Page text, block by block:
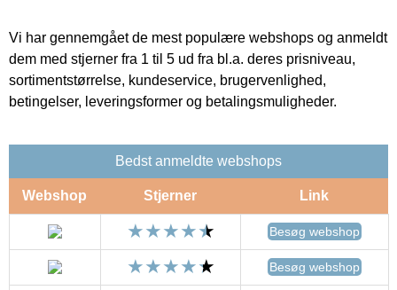
Vi har gennemgået de mest populære webshops og anmeldt
dem med stjerner fra 1 til 5 ud fra bl.a. deres prisniveau,
sortimentstørrelse, kundeservice, brugervenlighed,
betingelser, leveringsformer og betalingsmuligheder.
Bedst anmeldte webshops
Webshop Stjerner Link
Besøg webshop
Besøg webshop